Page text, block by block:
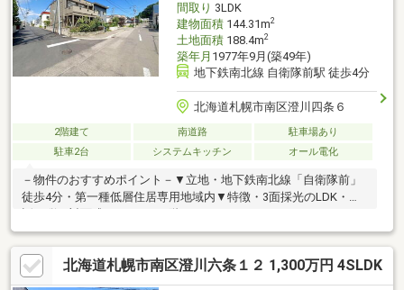
間取り 3LDK
建物面積144.31m2
土地面積188.4m2
築年月 1977年9月(築49年)
地下鉄南北線 自衛隊前駅 徒歩4分
北海道札幌市南区澄川四条６
2階建て 南道路
駐車場あり
駐車2台
システムキッチン オール電化
－物件のおすすめポイント－▼立地・地下鉄南北線「自衛隊前」
徒歩4分・第一種低層住居専用地域内▼特徴・3面採光のLDK・会
話が弾む対面式キッチン・2階にミニキッチン・シャワールーム
有・オール電化仕様・駐車2台可能(車種による)▼内外装リフォー
ム履歴【2008年9月】 ＜交換＞キッチン、洗面化粧台、トイレ
(1F・2F) 等 ＜その他＞外壁・屋根張替 他【2012年9月】 ＜交
換＞レンジフード、浴室 等 ＜その他＞全室クロス・フローリン
北海道札幌市南区澄川六条１２ 1,300万円 4SLDK